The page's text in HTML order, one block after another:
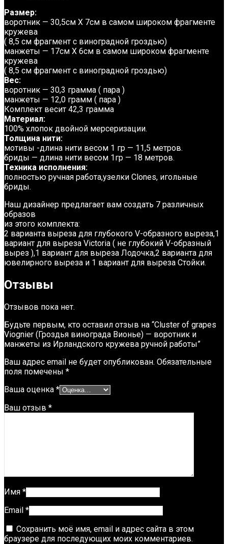
Размер:
воротник — 30,5см Х 7см в самом широком фрагменте
кружева
( 8,5 см фрагмент с виноградной гроздью)
манжеты — 17см Х 6см в самом широком фрагменте
кружева
( 8,5 см фрагмент с виноградной гроздью)
Вес:
воротник — 30,3 грамма ( пара )
манжеты — 12,0 грамм ( пара )
Комплект весит 42,3 грамма
Материал:
100% хлопок двойной мерсеризации.
Толщина нити:
мотивы -длина нити весом 1 гр — 11,5 метров.
бриды — длина нити весом 1гр — 18 метров.
Техника исполнения:
полностью ручная работа,узелки Clones, игольные
бриды.
Наш дизайнер предлагает вам создать 7 различных
образов
из этого комплекта:
2 варианта выреза для глубокого V-образного выреза,1
вариант для выреза Victoria ( не глубокий V-образный
вырез ),1 вариант для выреза Лодочка,2 варианта для
ювелирного выреза и 1 вариант для выреза Стойки.
Отзывы
Отзывов пока нет.
Будьте первым, кто оставил отзыв на “Cluster of grapes
Viognier (Гроздья винограда Вионье) — воротник и
манжеты из Ирландского кружева ручной работы”
Ваш адрес email не будет опубликован. Обязательные
поля помечены *
Ваша оценка *
Ваш отзыв *
Имя *
Email *
Сохранить моё имя, email и адрес сайта в этом
браузере для последующих моих комментариев.